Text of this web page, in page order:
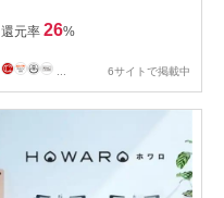
還元率 26%
6サイトで掲載中